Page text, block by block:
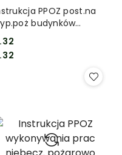
PPOZ post.na
budynków